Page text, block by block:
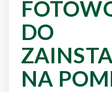
DO
NA